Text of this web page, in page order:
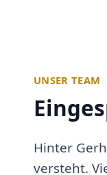
UNSER TEAM
Hinter
versteht.